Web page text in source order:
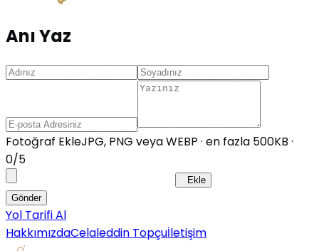
Anı Yaz
Fotoğraf EkleJPG, PNG veya WEBP · en fazla 500KB ·
0/5
Ekle
Gönder
Yol Tarifi Al
HakkımızdaCelaleddin Topçuİletişim